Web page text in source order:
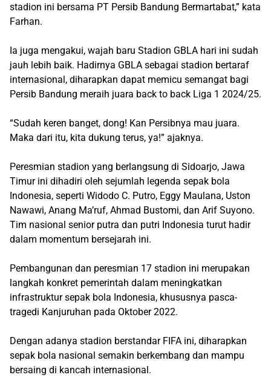
stadion ini bersama PT Persib Bandung Bermartabat,” kata
Farhan.
Ia juga mengakui, wajah baru Stadion GBLA hari ini sudah
jauh lebih baik. Hadirnya GBLA sebagai stadion bertaraf
internasional, diharapkan dapat memicu semangat bagi
Persib Bandung meraih juara back to back Liga 1 2024/25.
“Sudah keren banget, dong! Kan Persibnya mau juara.
Maka dari itu, kita dukung terus, ya!” ajaknya.
Peresmian stadion yang berlangsung di Sidoarjo, Jawa
Timur ini dihadiri oleh sejumlah legenda sepak bola
Indonesia, seperti Widodo C. Putro, Eggy Maulana, Uston
Nawawi, Anang Ma’ruf, Ahmad Bustomi, dan Arif Suyono.
Tim nasional senior putra dan putri Indonesia turut hadir
dalam momentum bersejarah ini.
Pembangunan dan peresmian 17 stadion ini merupakan
langkah konkret pemerintah dalam meningkatkan
infrastruktur sepak bola Indonesia, khususnya pasca-
tragedi Kanjuruhan pada Oktober 2022.
Dengan adanya stadion berstandar FIFA ini, diharapkan
sepak bola nasional semakin berkembang dan mampu
bersaing di kancah internasional.